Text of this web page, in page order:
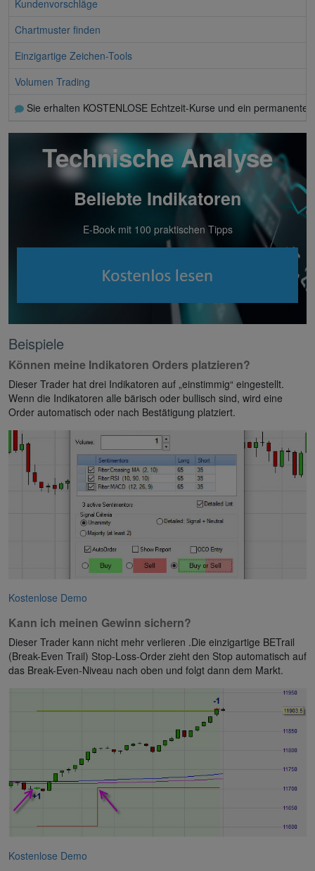
Kundenvorschläge
Chartmuster finden
Einzigartige Zeichen-Tools
Volumen Trading
Sie erhalten KOSTENLOSE Echtzeit-Kurse und ein
Technische Analyse
Beliebte Indikatoren
E-Book mit 100 praktischen Tipps
Beispiele
Können meine Indikatoren Orders platzieren?
Dieser Trader hat drei Indikatoren auf „einstimmig“ eingestellt.
Wenn die Indikatoren alle bärisch oder bullisch sind, wird eine
Order automatisch oder nach Bestätigung platziert.
Kostenlose Demo
Kann ich meinen Gewinn sichern?
Dieser Trader kann nicht mehr verlieren .Die einzigartige BETrail
(Break-Even Trail) Stop-Loss-Order zieht den Stop automatisch auf
das Break-Even-Niveau nach oben und folgt dann dem Markt.
Kostenlose Demo